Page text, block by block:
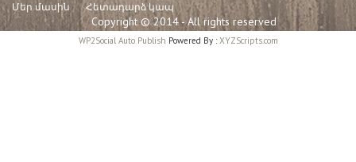
Մեր մասին Հետադարձ կապ
Copyright © 2014 - All rights reserved
WP2Social Auto Publish Powered By :XYZScripts.com